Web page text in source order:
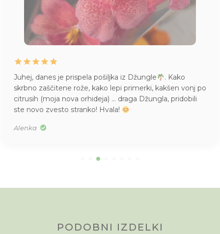
Juhej, danes je prispela pošiljka iz Džungle
. Kako
skrbno zaščitene rože, kako lepi primerki, kakšen vonj po
citrusih (moja nova orhideja) … draga Džungla, pridobili
ste novo zvesto stranko! Hvala!
Alenka
PODOBNI IZDELKI